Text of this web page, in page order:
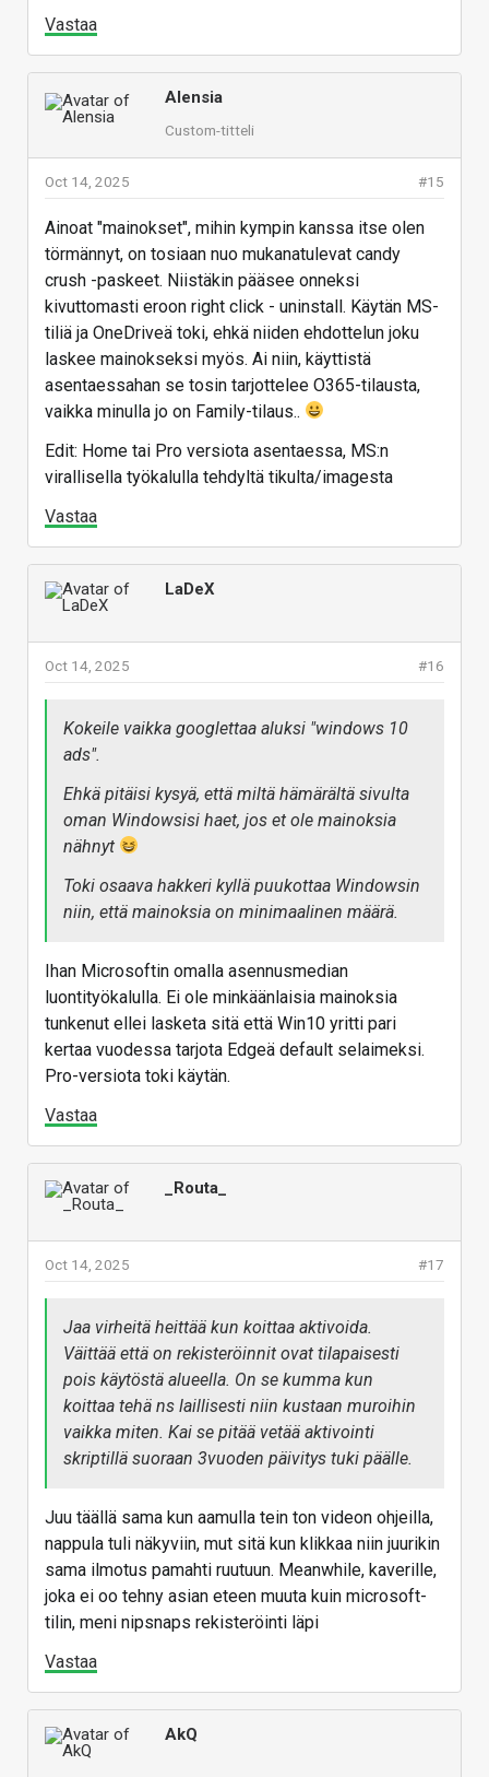
Vastaa
Alensia
Custom-titteli
#15
Oct 14, 2025
Ainoat "mainokset", mihin kympin kanssa itse olen
törmännyt, on tosiaan nuo mukanatulevat candy
crush -paskeet. Niistäkin pääsee onneksi
kivuttomasti eroon right click - uninstall. Käytän MS-
tiliä ja OneDriveä toki, ehkä niiden ehdottelun joku
laskee mainokseksi myös. Ai niin, käyttistä
asentaessahan se tosin tarjottelee O365-tilausta,
vaikka minulla jo on Family-tilaus..
Edit: Home tai Pro versiota asentaessa, MS:n
virallisella työkalulla tehdyltä tikulta/imagesta
Vastaa
LaDeX
#16
Oct 14, 2025
Kokeile vaikka googlettaa aluksi "windows 10
ads".
Ehkä pitäisi kysyä, että miltä hämärältä sivulta
oman Windowsisi haet, jos et ole mainoksia
nähnyt
Toki osaava hakkeri kyllä puukottaa Windowsin
niin, että mainoksia on minimaalinen määrä.
Ihan Microsoftin omalla asennusmedian
luontityökalulla. Ei ole minkäänlaisia mainoksia
tunkenut ellei lasketa sitä että Win10 yritti pari
kertaa vuodessa tarjota Edgeä default selaimeksi.
Pro-versiota toki käytän.
Vastaa
_Routa_
#17
Oct 14, 2025
Jaa virheitä heittää kun koittaa aktivoida.
Väittää että on rekisteröinnit ovat tilapaisesti
pois käytöstä alueella. On se kumma kun
koittaa tehä ns laillisesti niin kustaan muroihin
vaikka miten. Kai se pitää vetää aktivointi
skriptillä suoraan 3vuoden päivitys tuki päälle.
Juu täällä sama kun aamulla tein ton videon ohjeilla,
nappula tuli näkyviin, mut sitä kun klikkaa niin juurikin
sama ilmotus pamahti ruutuun. Meanwhile, kaverille,
joka ei oo tehny asian eteen muuta kuin microsoft-
tilin, meni nipsnaps rekisteröinti läpi
Vastaa
AkQ